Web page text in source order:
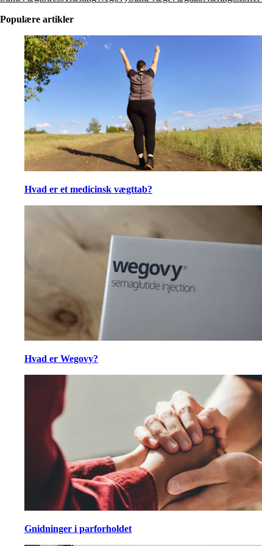
Populære artikler
Hvad er et medicinsk vægttab?
Hvad er Wegovy?
Gnidninger i parforholdet